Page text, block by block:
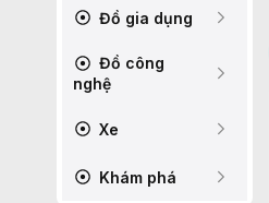
Đồ gia dụng
Đồ công
nghệ
Xe
Khám phá